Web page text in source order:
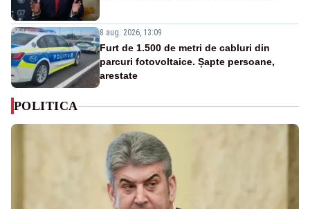
8 aug. 2026, 13:09
Furt de 1.500 de metri de cabluri din
parcuri fotovoltaice. Șapte persoane,
arestate
POLITICA